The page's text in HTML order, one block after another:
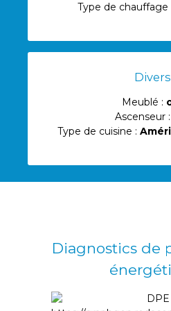
Type de chauffage
Divers
Meublé :
Ascenseur :
Type de cuisine :
Diagnostics de